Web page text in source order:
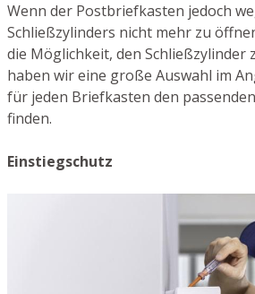
Wenn der Postbriefkasten jedoch
Schließzylinders nicht mehr zu
die Möglichkeit, den Schließzylinder
haben wir eine große Auswahl im
für jeden Briefkasten den
finden.
Einstiegschutz